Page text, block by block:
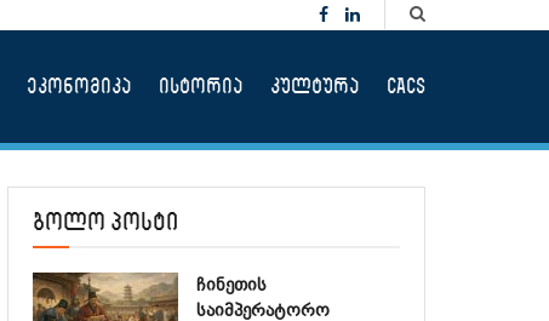
ეკონომიკა ისტორია კულტურა CACS
ბოლო პოსტი
ჩინეთის
საიმპერატორო